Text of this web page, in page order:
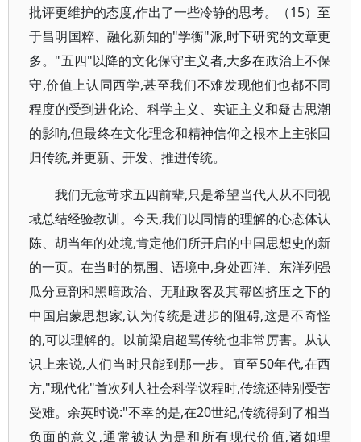
批评更维护的态度,作出了一些冷静的思考。（15）至
于昌明国粹、融化新知的"学衡"派,时下研究的文章更
多。"五四"以降的文化保守主义者,大多在政治上不保
守,价值上认同西学,甚至我们不难发现他们也都不同
程度的受到进化论、科学主义、实证主义和疑古思潮
的影响,但最终在文化理念和精神信仰之根本上主张回
归传统,并更新、开发、推进传统。
我们无意苛求五四前辈,只是希望当代人从不同视
域总结经验教训。今天,我们以同情的理解的心态体认
陈、胡当年的处境,肯定他们所开启的中国思想史的新
的一页。在当时的氛围、语境中,身处西洋、东洋列强
瓜分豆剖和黑暗政治、无耻政客及其帮凶挤压之下的
中国启蒙思想家,认为传统是进步的阻碍,这是不奇怪
的,可以理解的。以前梁启超骂传统也非常厉害。从认
识上来说,人们当时只能到那一步。直至50年代,在西
方,"现代化"首次列人社会科学议程时,传统还特别受苦
受难。余英时说:"不幸的是,在20世纪,传统得到了相当
负面的意义,通常被认为是和所有现代价值,诸如理